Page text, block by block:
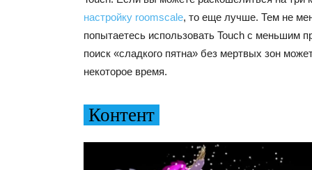
настройку roomscale, то еще лучше. Тем не
попытаетесь использовать Touch с меньшим
поиск «сладкого пятна» без мертвых зон
некоторое время.
Контент